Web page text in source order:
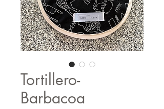
Tortillero-
Barbacoa